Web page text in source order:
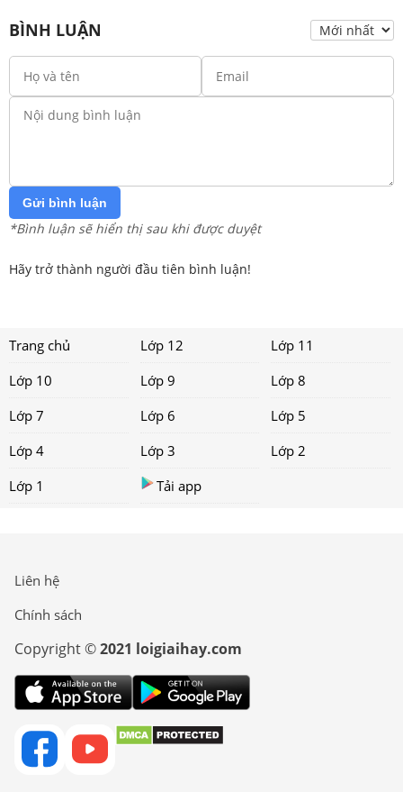
BÌNH LUẬN
Gửi bình luận
*Bình luận sẽ hiển thị sau khi được duyệt
Hãy trở thành người đầu tiên bình luận!
Trang chủ Lớp 12
Lớp 11
Lớp 10
Lớp 9
Lớp 8
Lớp 7
Lớp 6
Lớp 5
Lớp 4
Lớp 3
Lớp 2
Lớp 1
Tải app
Liên hệ
Chính sách
Copyright ©2021 loigiaihay.com